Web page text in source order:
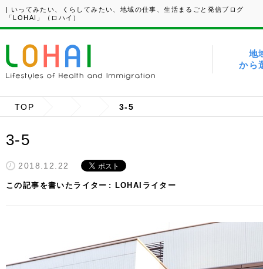
| いってみたい、くらしてみたい、地域の仕事、生活まるごと発信ブログ
「LOHAI」（ロハイ）
地
から
TOP 3-5
3-5
2018.12.22
この記事を書いたライター LOHAIライター